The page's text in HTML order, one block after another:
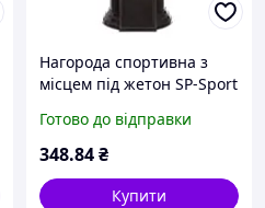
Нагорода спортивна з
місцем під жетон SP-Sport
Готово до відправки
348.84₴
Купити